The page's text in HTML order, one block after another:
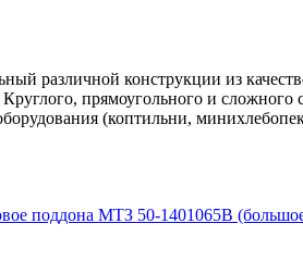
различной конструкции из
прямоугольного и сложного
(коптильни,